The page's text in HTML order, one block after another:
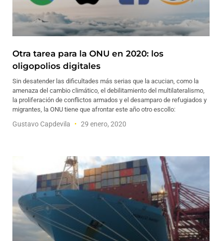
Otra tarea para la ONU en 2020: los
oligopolios digitales
Sin desatender las dificultades más serias que la acucian, como la
amenaza del cambio climático, el debilitamiento del multilateralismo,
la proliferación de conflictos armados y el desamparo de refugiados y
migrantes, la ONU tiene que afrontar este año otro escollo:
Gustavo Capdevila 29 enero, 2020